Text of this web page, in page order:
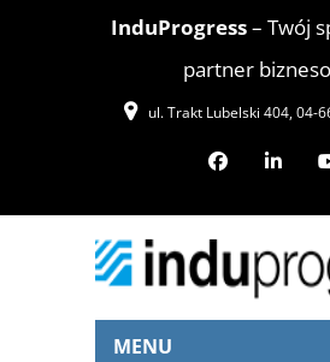
InduProgress– Twój
partner
ul. Trakt Lubelski 404, 04-
MENU